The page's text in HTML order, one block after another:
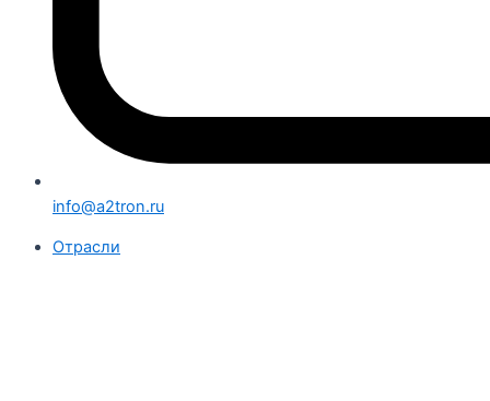
info@a2tron.ru
Отрасли